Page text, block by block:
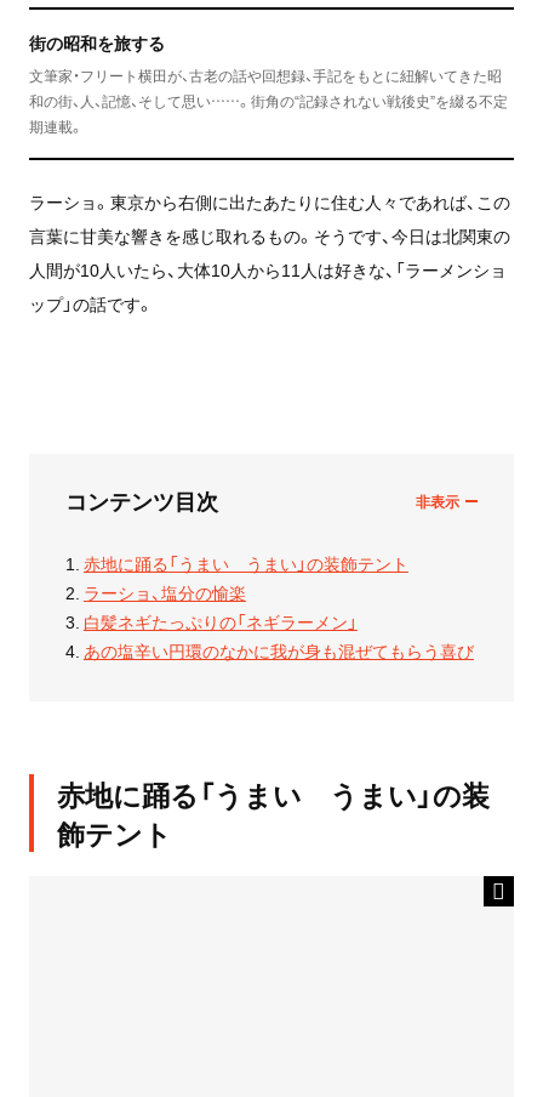
街の昭和を旅する
文筆家・フリート横田が、古老の話や回想録、手記をもとに紐解いてきた昭
和の街、人、記憶、そして思い……。街角の“記録されない戦後史”を綴る不定
期連載。
ラーショ。東京から右側に出たあたりに住む人々であれば、この
言葉に甘美な響きを感じ取れるもの。そうです、今日は北関東の
人間が10人いたら、大体10人から11人は好きな、「ラーメンショ
ップ」の話です。
コンテンツ目次
赤地に踊る「うまい うまい」の装飾テント
ラーショ、塩分の愉楽
白髪ネギたっぷりの「ネギラーメン」
あの塩辛い円環のなかに我が身も混ぜてもらう喜び
赤地に踊る「うまい うまい」の装
飾テント